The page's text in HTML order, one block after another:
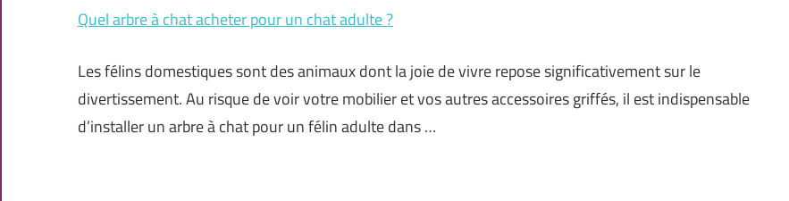
Quel arbre à chat acheter pour un chat adulte ?
Les félins domestiques sont des animaux dont la joie de vivre repose significativement sur le
divertissement. Au risque de voir votre mobilier et vos autres accessoires griffés, il est indispensable
d’installer un arbre à chat pour un félin adulte dans …